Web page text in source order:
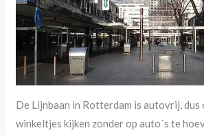
De Lijnbaan in Rotterdam is autovrij, dus
winkeltjes kijken zonder op auto´s te